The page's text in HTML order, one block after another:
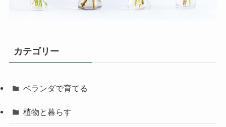
カテゴリー
ベランダで育てる
植物と暮らす